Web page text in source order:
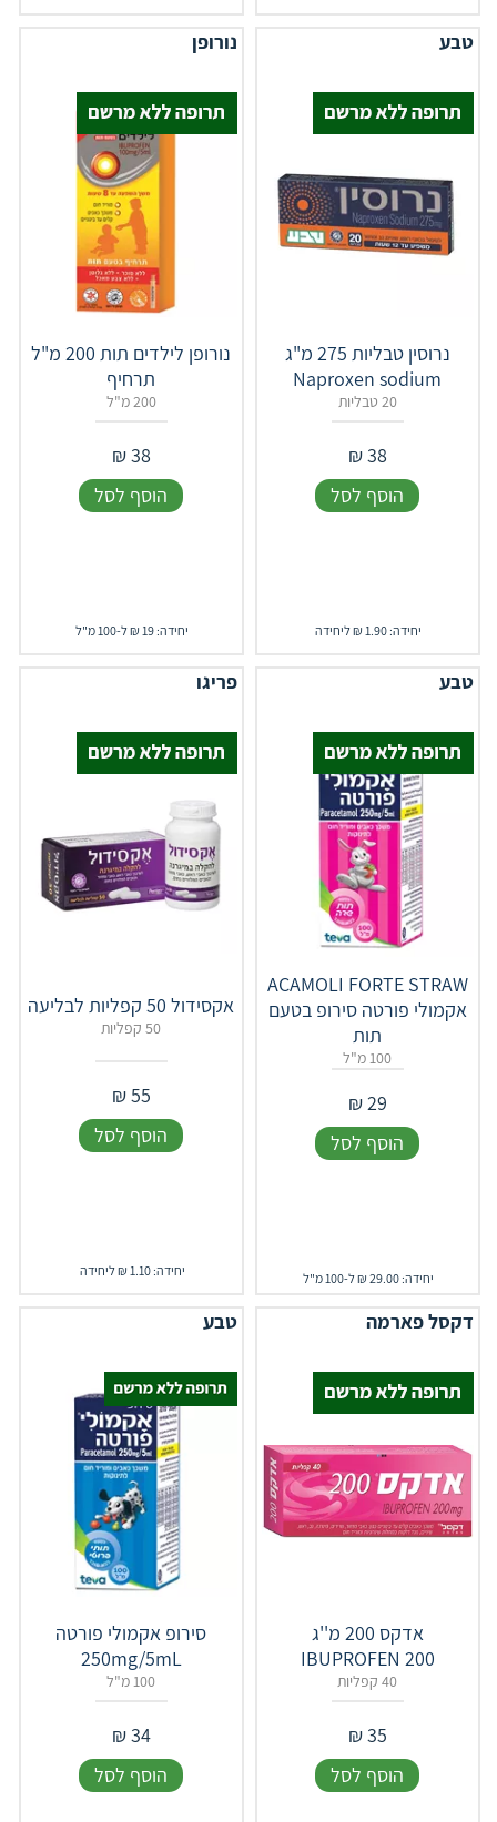
טבע
נרוסין טבליות 275 מ"ג
Naproxen sodium
20 טבליות
38
₪
הוסף לסל
יחידה: 1.90 ₪ ליחידה
נורופן
נורופן לילדים תות 200 מ"ל
תרחיף
200 מ"ל
38
₪
הוסף לסל
יחידה: 19 ₪ ל-100 מ"ל
טבע
‎ACAMOLI‎ ‎FORTE‎ ‎STRAW
אקמולי פורטה סירופ בטעם
תות
100 מ"ל
29
₪
הוסף לסל
יחידה: 29.00 ₪ ל-100 מ"ל
פריגו
אקסידול 50 קפליות לבליעה
50 קפליות
55
₪
הוסף לסל
יחידה: 1.10 ₪ ליחידה
דקסל פארמה
אדקס 200 מ''ג
IBUPROFEN 200
40 קפליות
35
₪
הוסף לסל
טבע
סירופ אקמולי פורטה
250mg/5mL
100 מ"ל
34
₪
הוסף לסל